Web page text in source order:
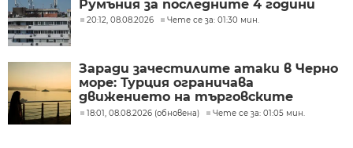
Румъния за последните 4 години
20:12, 08.08.2026 Чете се за: 01:30 мин.
Заради зачестилите атаки в Черно
море: Турция ограничава
движението на търговските
кораби
18:01, 08.08.2026 (обновена) Чете се за: 01:05 мин.